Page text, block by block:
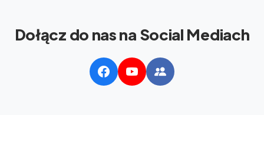
Dołącz do nas na Social Mediach